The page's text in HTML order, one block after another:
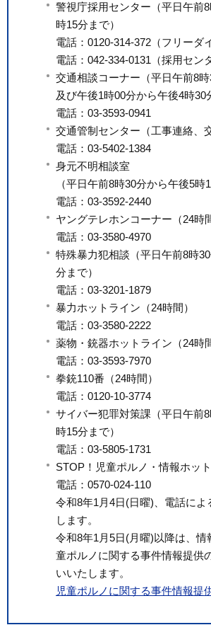
警視庁採用センター（平日午前
時15分まで）
電話：0120-314-372（フリーダ
電話：042-334-0131（採用セン
交通相談コーナー（平日午前8
及び午後1時00分から午後4時30
電話：03-3593-0941
交通管制センター（工事連絡、
電話：03-5402-1384
身元不明相談室
（平日午前8時30分から午後5時
電話：03-3592-2440
ヤングテレホンコーナー（24時
電話：03-3580-4970
特殊暴力犯相談（平日午前8時
分まで）
電話：03-3201-1879
暴力ホットライン（24時間）
電話：03-3580-2222
薬物・銃器ホットライン（24時
電話：03-3593-7970
拳銃110番（24時間）
電話：0120-10-3774
サイバー犯罪対策課（平日午前
時15分まで）
電話：03-5805-1731
STOP！児童ポルノ・情報ホッ
電話：0570-024-110
令和8年1月4日(日曜)、電話によ
します。
令和8年1月5日(月曜)以降は、情
童ポルノに関する事件情報提供
いいたします。
児童ポルノに関する事件情報提